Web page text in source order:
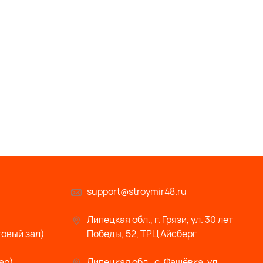
support@stroymir48.ru
Липецкая обл., г. Грязи, ул. 30 лет
Победы, 52, ТРЦ Айсберг
зал)